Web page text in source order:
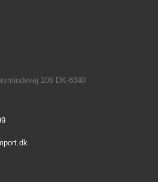
106 DK-8340